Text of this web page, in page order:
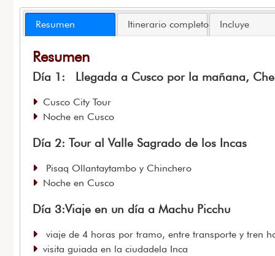
Resumen Itinerario completo Incluye
Resumen
Día 1: Llegada a Cusco por la mañana,
Cusco City Tour
Noche en Cusco
Día 2: Tour al Valle Sagrado de los Incas
Pisaq Ollantaytambo y Chinchero
Noche en Cusco
Día 3:Viaje en un día a Machu Picchu
viaje de 4 horas por tramo, entre transporte y tren
visita guiada en la ciudadela Inca